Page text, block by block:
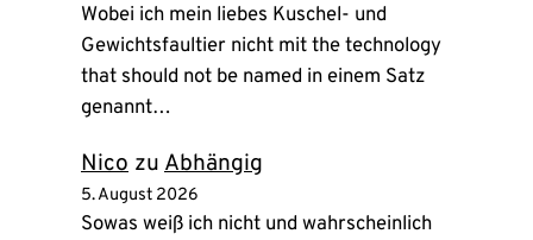
Wobei ich mein liebes Kuschel- und
Gewichtsfaultier nicht mit the technology
that should not be named in einem Satz
genannt…
Nico zu Abhängig
5. August 2026
Sowas weiß ich nicht und wahrscheinlich